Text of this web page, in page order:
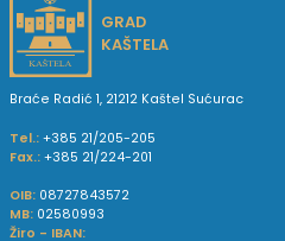
GRAD
KAŠTELA
Braće Radić 1, 21212 Kaštel Sućurac
Tel.: +385 21/205-205
Fax.: +385 21/224-201
OIB: 08727843572
MB: 02580993
Žiro - IBAN: